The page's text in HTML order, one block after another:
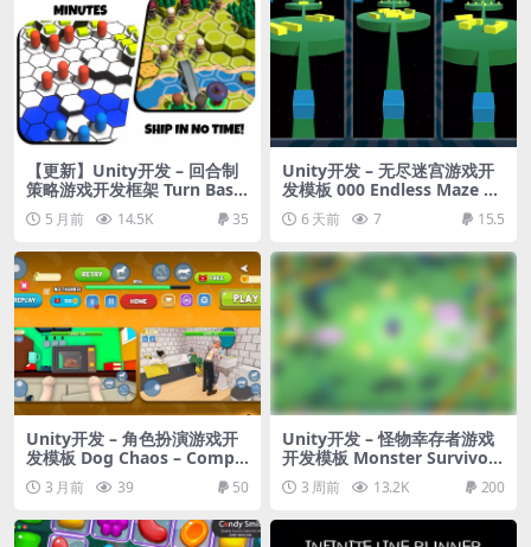
【更新】Unity开发 – 回合制
策略游戏开发框架 Turn Base
d Strategy Framework
5 月前 14.5K 35
Unity开发 – 无尽迷宫游戏开
发模板 000 Endless Maze –
Complete Project Template
6 天前 7 15.5
Unity开发 – 角色扮演游戏开
发模板 Dog Chaos – Comple
te Mobile Game Template
3 月前 39 50
Unity开发 – 怪物幸存者游戏
开发模板 Monster Survivors
– Full Game
3 周前 13.2K 200